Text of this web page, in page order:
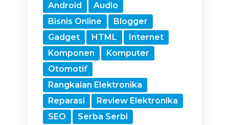
Android
Audio
Bisnis Online
Blogger
Gadget
HTML
Internet
Komponen
Komputer
Otomotif
Rangkaian Elektronika
Reparasi
Review Elektronika
SEO
Serba Serbi